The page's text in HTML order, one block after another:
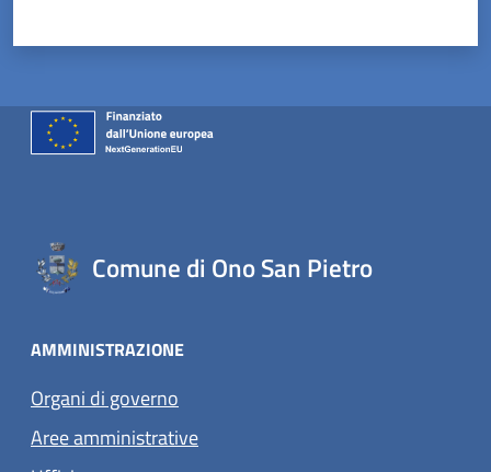
Comune di Ono San Pietro
AMMINISTRAZIONE
Organi di governo
Aree amministrative